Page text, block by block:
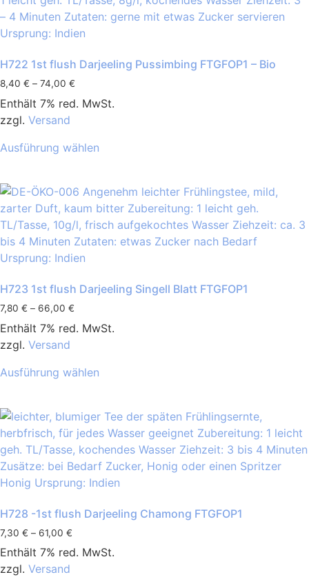
H722 1st flush Darjeeling Pussimbing FTGFOP1 – Bio
8,40 € – 74,00 €
Enthält 7% red. MwSt.
zzgl. Versand
Ausführung wählen
H723 1st flush Darjeeling Singell Blatt FTGFOP1
7,80 € – 66,00 €
Enthält 7% red. MwSt.
zzgl. Versand
Ausführung wählen
H728 -1st flush Darjeeling Chamong FTGFOP1
7,30 € – 61,00 €
Enthält 7% red. MwSt.
zzgl. Versand